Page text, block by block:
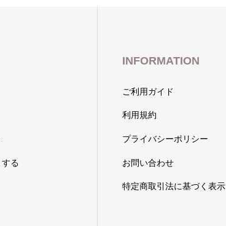
る
INFORMATION
ご利用ガイド
利用規約
プライバシーポリシー
お問い合わせ
特定商取引法に基づく表示